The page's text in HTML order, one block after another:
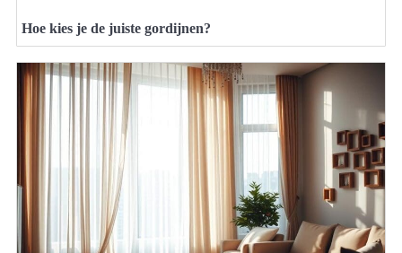
Hoe kies je de juiste gordijnen?